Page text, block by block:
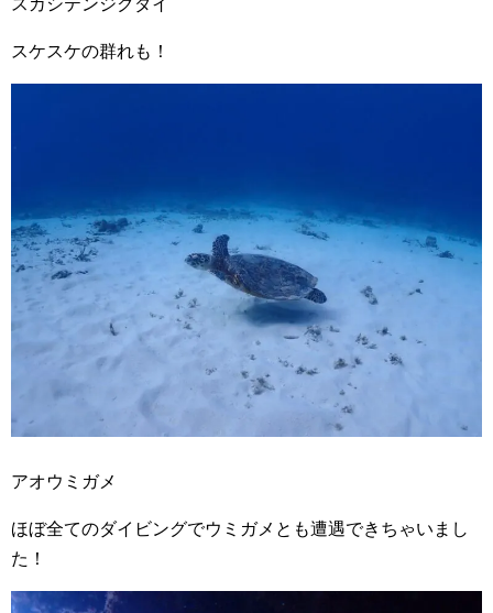
スケスケの群れも！
アオウミガメ
ほぼ全てのダイビングでウミガメとも遭遇できちゃいまし
た！